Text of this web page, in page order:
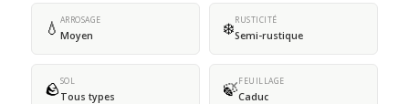
💧 ARROSAGE
Moyen ❄️RUSTICITÉ
Semi-rustique
🪨SOL
Tous types 🍃FEUILLAGE
Caduc